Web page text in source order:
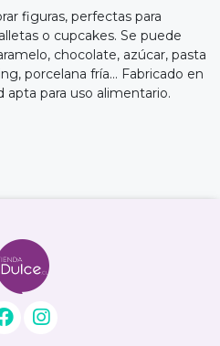
figuras, perfectas para
o cupcakes. Se puede
chocolate, azúcar, pasta
porcelana fría... Fabricado en
apta para uso alimentario.